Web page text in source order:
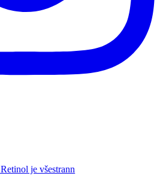
Retinol je všestrann